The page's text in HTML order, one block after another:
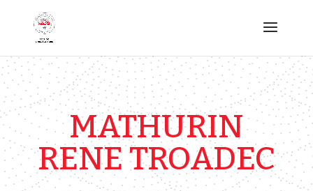
MATHURIN
RENE TROADEC